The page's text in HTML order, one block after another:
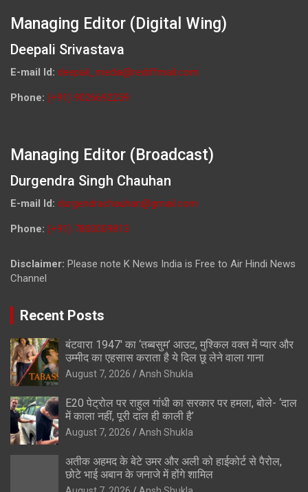
Managing Editor (Digital Wing)
Deepali Srivastava
E-mail Id: deepali_media@rediffmail.com
Phone: (+91) 9026692259
Managing Editor (Broadcast)
Durgendra Singh Chauhan
E-mail Id: durgendrachauhan@gmail.com
Phone: (+91) 7800009813
Disclaimer: Please note K News India is Free to Air Hindi News
Channel
Recent Posts
बंटवारा 1947′ का ‘तब्बसुम’ आउट, मुश्किल वक्त में प्यार और
उम्मीद का एहसास कराता है ये दिल छू लेने वाला गाना
August 7, 2026 Ansh Shukla
E20 पेट्रोल पर राहुल गांधी का सरकार पर हमला, बोले- ‘दाल
में काला नहीं, पूरी दाल ही काली है’
August 7, 2026 Ansh Shukla
अतीक अहमद के बेटे उमर और अली को हाईकोर्ट से पैरोल,
छोटे भाई अबान के जनाजे में होंगे शामिल